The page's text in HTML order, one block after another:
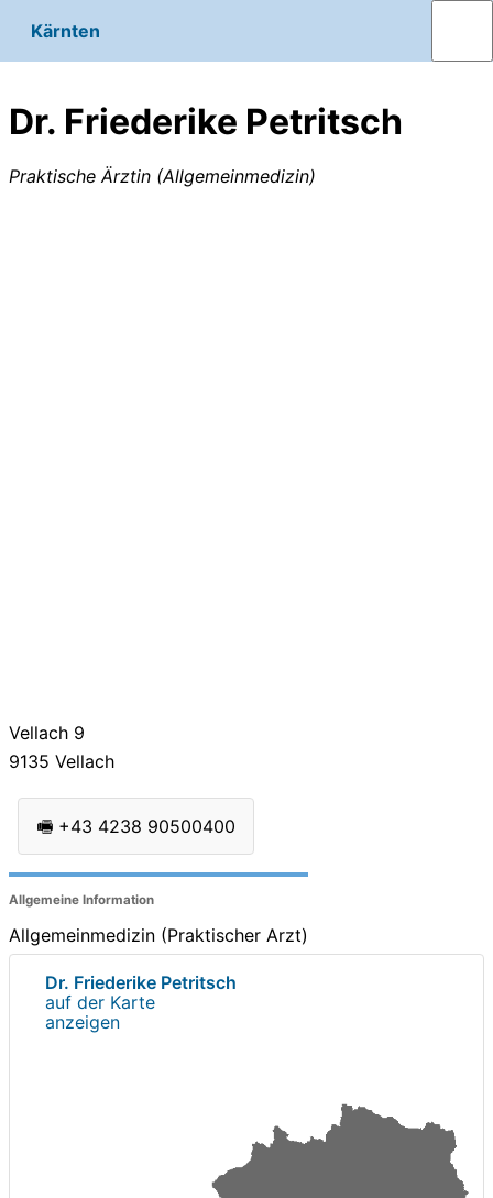
Kärnten
Dr. Friederike Petritsch
Praktische Ärztin (Allgemeinmedizin)
Vellach 9
9135 Vellach
🖷 +43 4238 90500400
Allgemeine Information
Allgemeinmedizin (Praktischer Arzt)
Dr. Friederike Petritsch
auf der Karte
anzeigen